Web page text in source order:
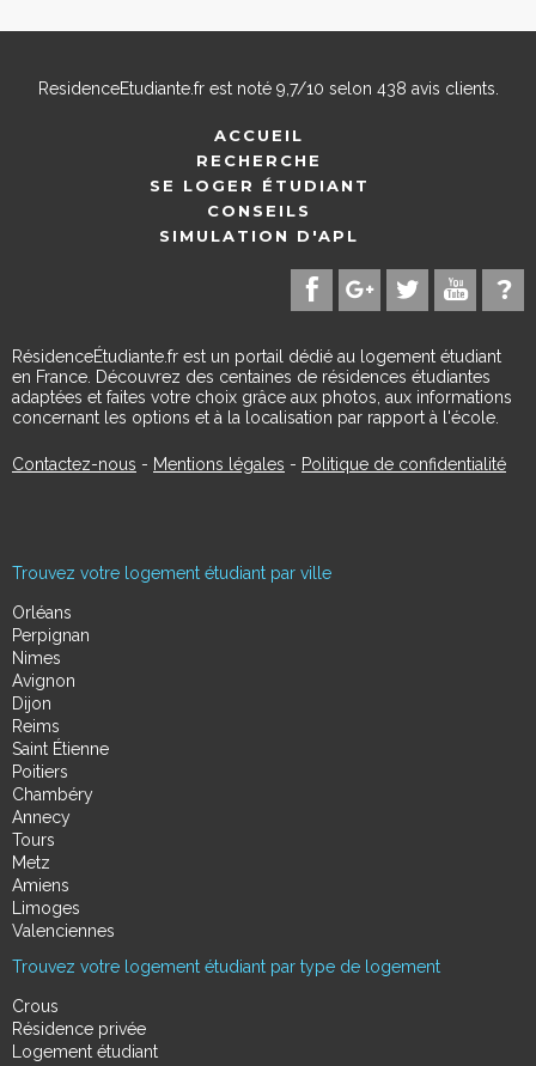
ResidenceEtudiante.frest noté 9,7/10 selon 438 avis clients.
ACCUEIL
RECHERCHE
SE LOGER ÉTUDIANT
CONSEILS
SIMULATION D'APL
RésidenceÉtudiante.fr est un portail dédié au logement étudiant
en France. Découvrez des centaines de résidences étudiantes
adaptées et faites votre choix grâce aux photos, aux informations
concernant les options et à la localisation par rapport à l'école.
Contactez-nous - Mentions légales - Politique de confidentialité
Trouvez votre logement étudiant par ville
Orléans
Perpignan
Nimes
Avignon
Dijon
Reims
Saint Étienne
Poitiers
Chambéry
Annecy
Tours
Metz
Amiens
Limoges
Valenciennes
Trouvez votre logement étudiant par type de logement
Crous
Résidence privée
Logement étudiant